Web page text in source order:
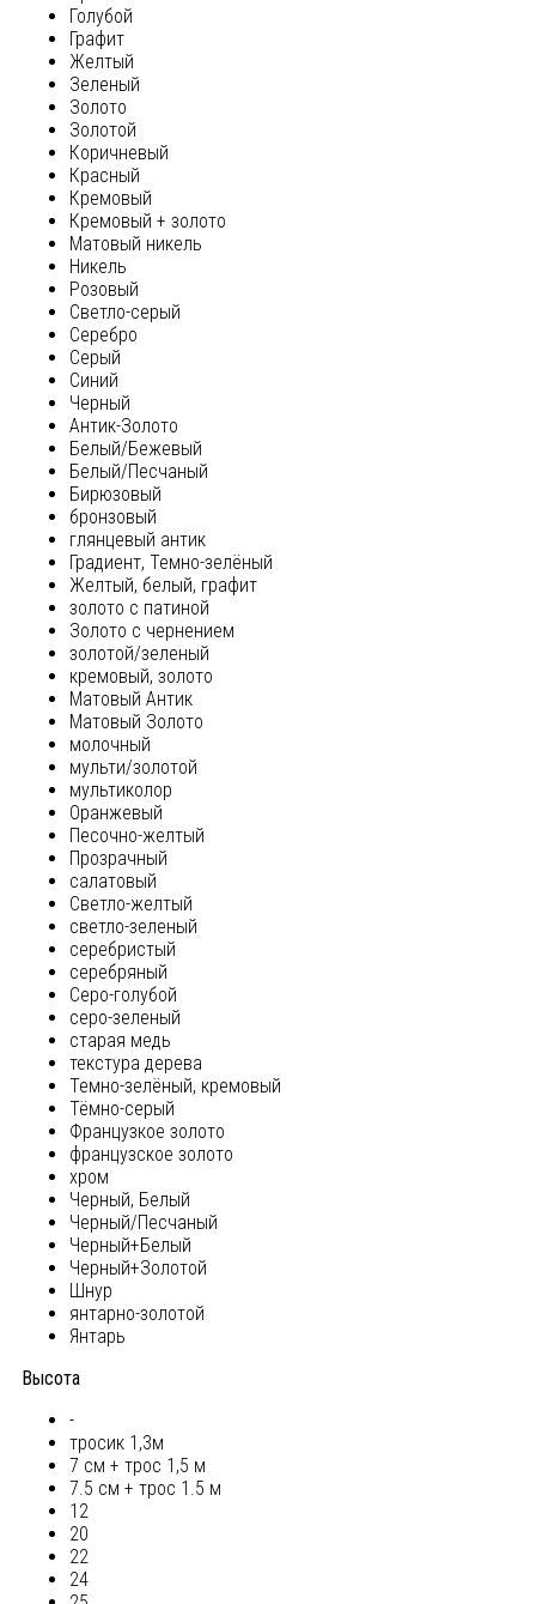
Голубой
Графит
Желтый
Зеленый
Золото
Золотой
Коричневый
Красный
Кремовый
Кремовый + золото
Матовый никель
Никель
Розовый
Светло-серый
Серебро
Серый
Синий
Черный
Антик-Золото
Белый/Бежевый
Белый/Песчаный
Бирюзовый
бронзовый
глянцевый антик
Градиент, Темно-зелёный
Желтый, белый, графит
золото с патиной
Золото с чернением
золотой/зеленый
кремовый, золото
Матовый Антик
Матовый Золото
молочный
мульти/золотой
мультиколор
Оранжевый
Песочно-желтый
Прозрачный
салатовый
Светло-желтый
светло-зеленый
серебристый
серебряный
Серо-голубой
серо-зеленый
старая медь
текстура дерева
Темно-зелёный, кремовый
Тёмно-серый
Французкое золото
французское золото
хром
Черный, Белый
Черный/Песчаный
Черный+Белый
Черный+Золотой
Шнур
янтарно-золотой
Янтарь
Высота
-
тросик 1,3м
7 см + трос 1,5 м
7.5 см + трос 1.5 м
12
20
22
24